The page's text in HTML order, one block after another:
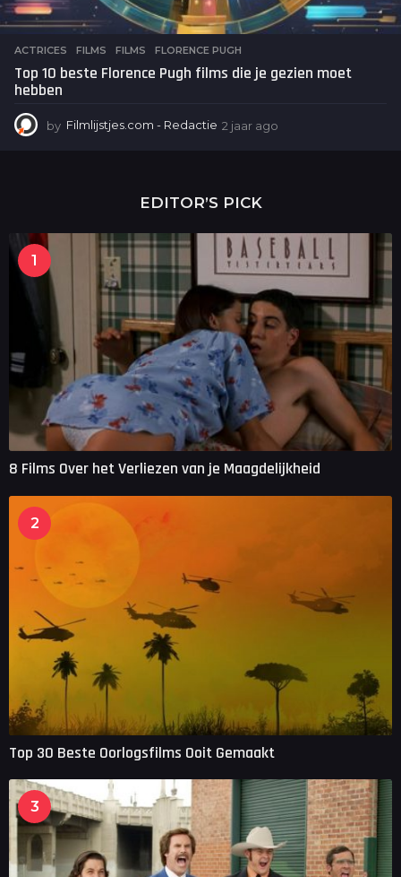
ACTRICES ,FILMS FILMS ,FLORENCE PUGH
Top 10 beste Florence Pugh films die je gezien moet
hebben
by Filmlijstjes.com - Redactie 2 jaar ago
EDITOR’S PICK
1
8 Films Over het Verliezen van je Maagdelijkheid
2
Top 30 Beste Oorlogsfilms Ooit Gemaakt
3